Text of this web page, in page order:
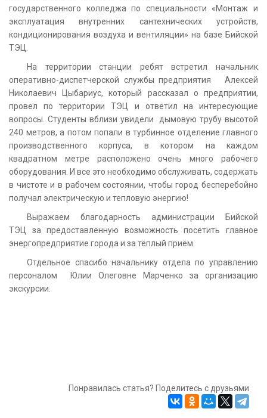
государственного колледжа по специальности «Монтаж и
эксплуатация внутренних сантехнических устройств,
кондиционирования воздуха и вентиляции» на базе Бийской
ТЭЦ.
На территории станции ребят встретил начальник
оперативно-диспетчерской службы предприятия Алексей
Николаевич Цыбариус, который рассказал о предприятии,
провел по территории ТЭЦ и ответил на интересующие
вопросы. Студенты вблизи увидели дымовую трубу высотой
240 метров, а потом попали в турбинное отделение главного
производственного корпуса, в котором на каждом
квадратном метре расположено очень много рабочего
оборудования. И все это необходимо обслуживать, содержать
в чистоте и в рабочем состоянии, чтобы город бесперебойно
получал электрическую и тепловую энергию!
Выражаем благодарность администрации Бийской
ТЭЦ за предоставленную возможность посетить главное
энергопредприятие города и за тёплый приём.
Отдельное спасибо начальнику отдела по управлению
персоналом Юлии Олеговне Марченко за организацию
экскурсии.
Понравилась статья? Поделитесь с друзьями